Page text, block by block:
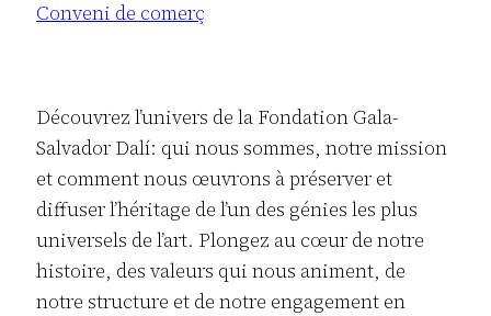
Conveni de comerç
Découvrez l’univers de la Fondation Gala-
Salvador Dalí: qui nous sommes, notre mission
et comment nous œuvrons à préserver et
diffuser l’héritage de l’un des génies les plus
universels de l’art. Plongez au cœur de notre
histoire, des valeurs qui nous animent, de
notre structure et de notre engagement en